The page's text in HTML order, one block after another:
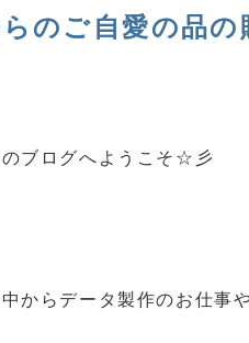
のご自愛の品の
のブログへようこそ☆彡
からデータ製作のお仕事